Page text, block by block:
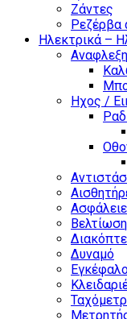
Ζάντες
Ρεζέρβα
Ηλεκτρικά –
Ηχος /
Δυναμό